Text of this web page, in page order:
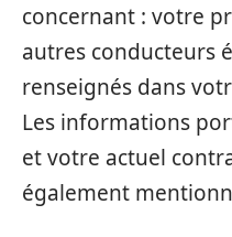
concernant : votre
autres conducteurs
renseignés dans
Les informations
et votre actuel
également